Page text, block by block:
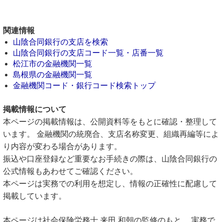
関連情報
山陰合同銀行の支店を検索
山陰合同銀行の支店コード一覧・店番一覧
松江市の金融機関一覧
島根県の金融機関一覧
金融機関コード・銀行コード検索トップ
掲載情報について
本ページの掲載情報は、公開資料等をもとに確認・整理して
います。 金融機関の統廃合、支店名称変更、組織再編等によ
り内容が変わる場合があります。
振込や口座登録など重要なお手続きの際は、山陰合同銀行の
公式情報もあわせてご確認ください。
本ページは実務での利用を想定し、情報の正確性に配慮して
掲載しています。
本ページは社会保険労務士 来田 和朝の監修のもと、 実務で